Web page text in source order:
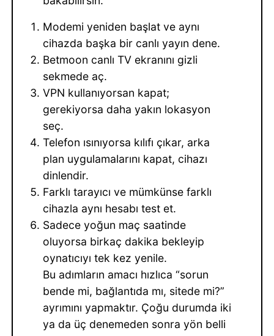
Modemi yeniden başlat ve aynı
cihazda başka bir canlı yayın dene.
Betmoon canlı TV ekranını gizli
sekmede aç.
VPN kullanıyorsan kapat;
gerekiyorsa daha yakın lokasyon
seç.
Telefon ısınıyorsa kılıfı çıkar, arka
plan uygulamalarını kapat, cihazı
dinlendir.
Farklı tarayıcı ve mümkünse farklı
cihazla aynı hesabı test et.
Sadece yoğun maç saatinde
oluyorsa birkaç dakika bekleyip
oynatıcıyı tek kez yenile.
Bu adımların amacı hızlıca “sorun
bende mi, bağlantıda mı, sitede mi?”
ayrımını yapmaktır. Çoğu durumda iki
ya da üç denemeden sonra yön belli